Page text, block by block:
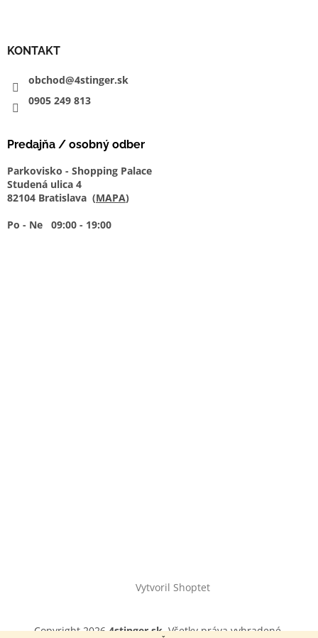
KONTAKT
obchod@4stinger.sk
0905 249 813
Predajňa / osobný odber
Parkovisko - Shopping Palace
Studená ulica 4
82104 Bratislava (MAPA)
Po - Ne 09:00 - 19:00
Vytvoril Shoptet
Copyright 20264stinger.sk. Všetky práva vyhradené.